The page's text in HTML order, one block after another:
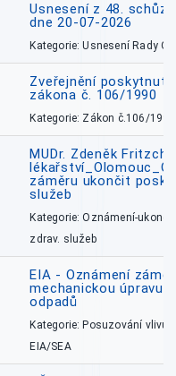
Usnesení z 48.
dne 20-07-2026
Kategorie: Usnesení Rady
Zveřejnění poskytnutí
zákona č. 106/1990
Kategorie: Zákon č.106/1999
MUDr. Zdeněk
záměru ukončit
služeb
Kategorie: Oznámení-
zdrav. služeb
EIA - Oznámení
mechanickou úpravu
odpadů
Kategorie: Posuzování vlivů
EIA/SEA